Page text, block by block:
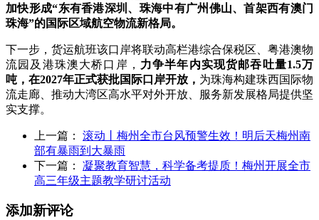
加快形成“东有香港深圳、珠海中有广州佛山、首架西有澳门
珠海”的国际区域航空物流新格局。
下一步，货运航班该口岸将联动高栏港综合保税区、粤港澳物
流园及港珠澳大桥口岸， 力争半年内实现货邮吞吐量1.5万
吨，在2027年正式获批国际口岸开放， 为珠海构建珠西国际物
流走廊、推动大湾区高水平对外开放、服务新发展格局提供坚
实支撑。
上一篇： 滚动丨梅州全市台风预警生效！明后天梅州南
部有暴雨到大暴雨
下一篇： 凝聚教育智慧，科学备考提质！梅州开展全市
高三年级主题教学研讨活动
添加新评论